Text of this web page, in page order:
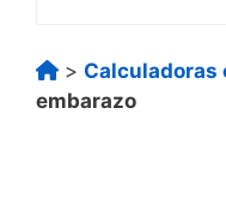
> Calculadoras
embarazo